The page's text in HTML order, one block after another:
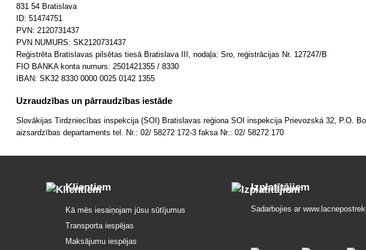
831 54 Bratislava
ID: 51474751
PVN: 2120731437
PVN NUMURS: SK2120731437
Reģistrēta Bratislavas pilsētas tiesā Bratislava III, nodaļa: Sro, reģistrācijas Nr. 127247/B
FIO BANKA konta numurs: 2501421355 / 8330
IBAN: SK32 8330 0000 0025 0142 1355
Uzraudzības un pārraudzības iestāde
Slovākijas Tirdzniecības inspekcija (SOI) Bratislavas reģiona SOI inspekcija Prievozská 32, P.O.
aizsardzības departaments tel. Nr.: 02/ 58272 172-3 faksa Nr.: 02/ 58272 170
Klientiem
Kā mēs iesaiņojam jūsu sūtījumus
Transporta iespējas
Maksājumu iespējas
Izplatītājiem
Sadarbojies ar